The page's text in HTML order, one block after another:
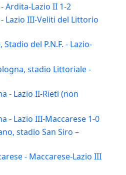
Ardita-Lazio II 1-2
Lazio III-Veliti del Littorio
del P.N.F. - Lazio-
stadio Littoriale -
- Lazio II-Rieti (non
- Lazio III-Maccarese 1-0
stadio San Siro –
- Maccarese-Lazio III